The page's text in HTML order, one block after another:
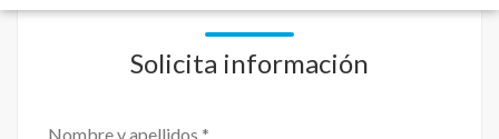
Solicita información